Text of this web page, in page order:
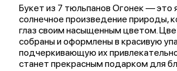
Букет из 7 тюльпанов Огонек — это
солнечное произведение природы,
глаз своим насыщенным цветом.
собраны и оформлены в красивую
подчеркивающую их
станет прекрасным подарком для